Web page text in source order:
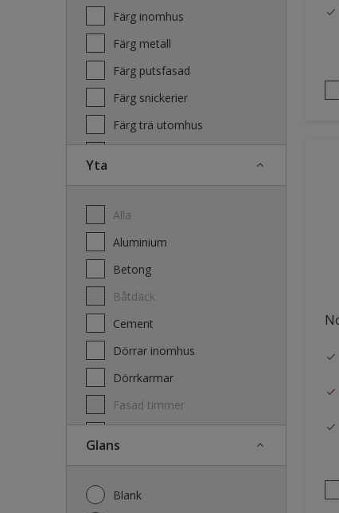
Färg inomhus
Färg metall
Färg putsfasad
Färg snickerier
Färg trä utomhus
Yta
Alla
Aluminium
Betong
Båtdäck
Cement
Dörrar inomhus
Dörrkarmar
Fasad timmer
Glans
Blank